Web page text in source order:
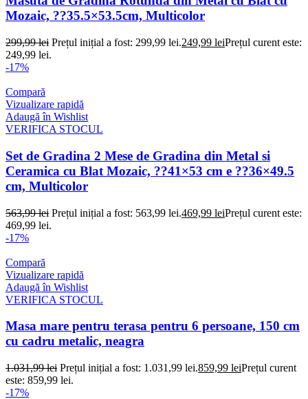
Mozaic, ??35.5×53.5cm, Multicolor
299,99lei Prețul inițial a fost: 299,99 lei.249,99 leiPrețul curent este:
249,99 lei.
-17%
Compară
Vizualizare rapidă
Adaugă în Wishlist
VERIFICA STOCUL
Set de Gradina 2 Mese de Gradina din Metal si
Ceramica cu Blat Mozaic, ??41×53 cm e ??36×49.5
cm, Multicolor
563,99lei Prețul inițial a fost: 563,99 lei.469,99 leiPrețul curent este:
469,99 lei.
-17%
Compară
Vizualizare rapidă
Adaugă în Wishlist
VERIFICA STOCUL
Masa mare pentru terasa pentru 6 persoane, 150 cm
cu cadru metalic, neagra
1.031,99lei Prețul inițial a fost: 1.031,99 lei.859,99 leiPrețul curent
este: 859,99 lei.
-17%